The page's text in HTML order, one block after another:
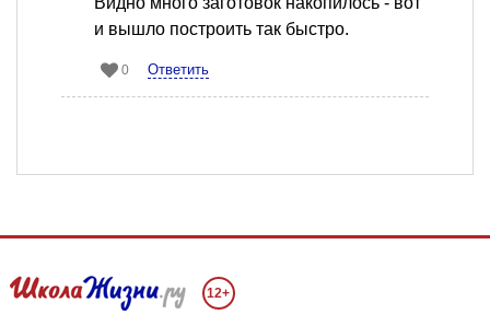
и вышло построить так быстро.
0 Ответить
12+